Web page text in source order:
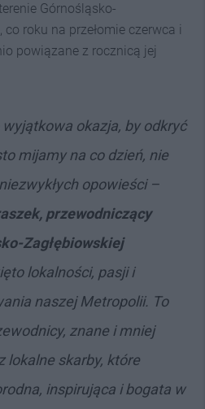
Górnośląsko-
roku na przełomie czerwca i
powiązane z rocznicą jej
okazja, by odkryć
mijamy na co dzień, nie
opowieści –
przewodniczący
Zagłębiowskiej
lokalności, pasji i
naszej Metropolii. To
znane i mniej
lokalne skarby, które
inspirująca i bogata w